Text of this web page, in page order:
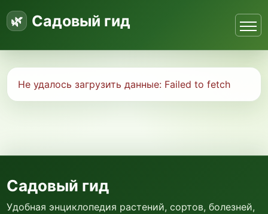
Садовый гид
Не удалось загрузить данные: Failed to fetch
Садовый гид
Удобная энциклопедия растений, сортов, болезней,